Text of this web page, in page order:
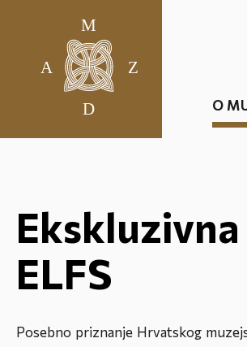
O
ELFS
Posebno priznanje Hrvatskog